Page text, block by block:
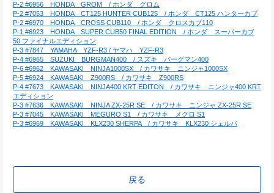
P-2 #6956　HONDA　GROM　/ ホンダ　グロム
P-2 #7053　HONDA　CT125 HUNTER CUB125　/ ホンダ　CT125 ハンターカブ
P-2 #6970　HONDA　CROSS CUB110　/ ホンダ　クロスカブ110
P-1 #6923　HONDA　SUPER CUB50 FINAL EDITION　/ ホンダ　スーパーカブ
50 ファイナルエディション
P-3 #7847　YAMAHA　YZF-R3 / ヤマハ　YZF-R3
P-4 #6965　SUZUKI　BURGMAN400　/ スズキ　バーグマン400
P-6 #6962　KAWASAKI　NINJA1000SX　/ カワサキ　ニンジャ1000SX
P-5 #6924　KAWASAKI　Z900RS　/ カワサキ　Z900RS
P-4 #7673　KAWASAKI　NINJA400 KRT EDITON　/ カワサキ　ニンジャ400 KRT
エディション
P-3 #7636　KAWASAKI　NINJA ZX-25R SE　/ カワサキ　ニンジャ ZX-25R SE
P-3 #7045　KAWASAKI　MEGURO S1　/ カワサキ　メグロ S1
P-3 #6969　KAWASAKI　KLX230 SHERPA　/ カワサキ　KLX230 シェルパ
戻る